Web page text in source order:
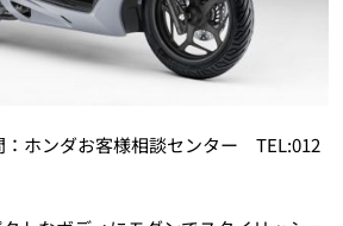
ホンダお客様相談センター TEL:012